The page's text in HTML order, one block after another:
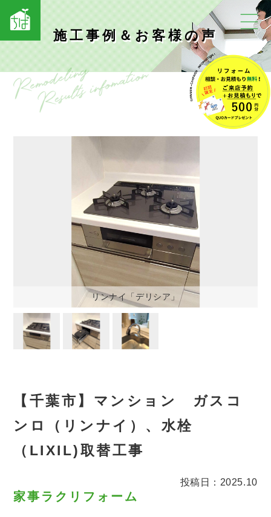
施工事例＆お客様の声
リンナイ「デリシア」
【千葉市】マンション ガスコ
ンロ（リンナイ）、水栓
（LIXIL)取替工事
投稿日：2025.10
家事ラクリフォーム